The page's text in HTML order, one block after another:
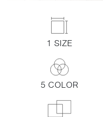
1 SIZE
5 COLOR